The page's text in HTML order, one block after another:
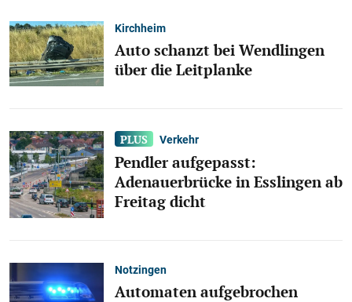
Kirchheim
Auto schanzt bei Wendlingen
über die Leitplanke
Verkehr
Pendler aufgepasst:
Adenauerbrücke in Esslingen ab
Freitag dicht
Notzingen
Automaten aufgebrochen